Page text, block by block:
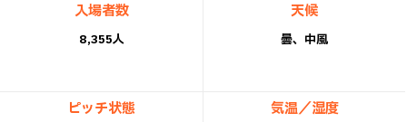
入場者数
8,355人
天候
曇、中風
ピッチ状態 気温／湿度